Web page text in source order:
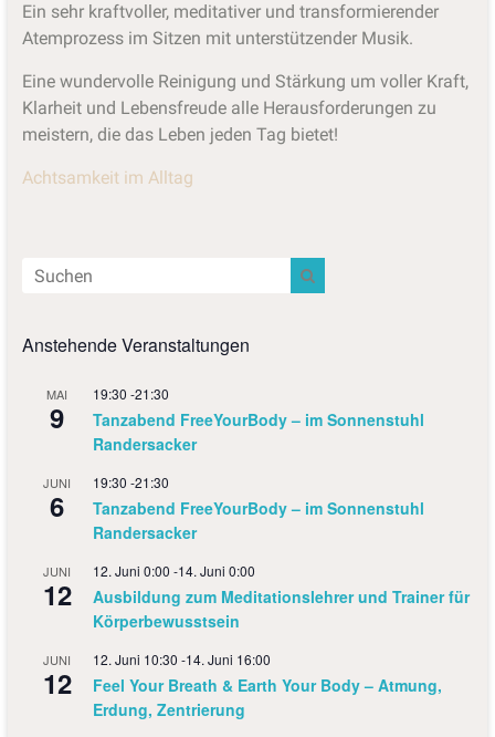
Ein sehr kraftvoller, meditativer und transformierender
Atemprozess im Sitzen mit unterstützender Musik.
Eine wundervolle Reinigung und Stärkung um voller Kraft,
Klarheit und Lebensfreude alle Herausforderungen zu
meistern, die das Leben jeden Tag bietet!
Achtsamkeit im Alltag
Anstehende Veranstaltungen
MAI
9
19:30 -21:30
Tanzabend FreeYourBody – im Sonnenstuhl
Randersacker
JUNI
6
19:30 -21:30
Tanzabend FreeYourBody – im Sonnenstuhl
Randersacker
JUNI
12
12. Juni 0:00 -14. Juni 0:00
Ausbildung zum Meditationslehrer und Trainer für
Körperbewusstsein
JUNI
12
12. Juni 10:30 -14. Juni 16:00
Feel Your Breath & Earth Your Body – Atmung,
Erdung, Zentrierung